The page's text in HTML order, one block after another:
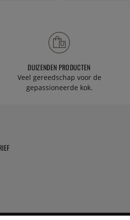
DUIZENDEN PRODUCTEN
Veel gereedschap voor de
gepassioneerde kok.